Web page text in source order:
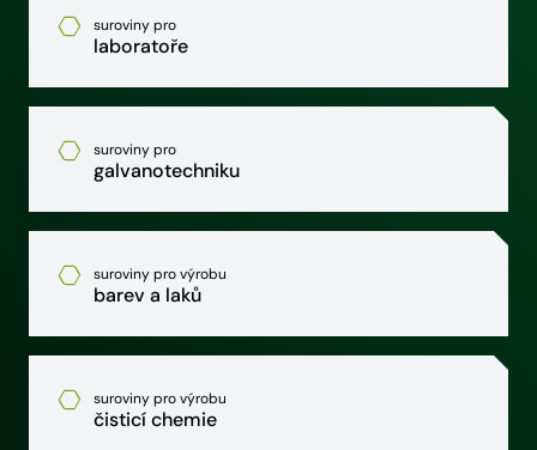
suroviny pro
laboratoře
suroviny pro
galvanotechniku
suroviny pro výrobu
barev a laků
suroviny pro výrobu
čisticí chemie